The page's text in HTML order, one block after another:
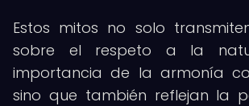
Estos mitos no solo
sobre el respeto a la
importancia de la armonía
sino que también reflejan la